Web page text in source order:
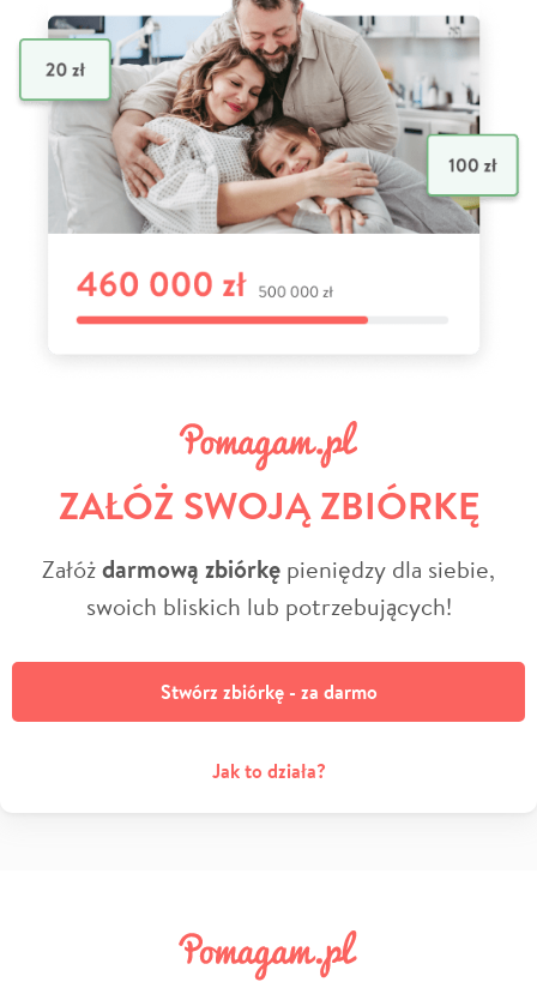
ZAŁÓŻ SWOJĄ ZBIÓRKĘ
Załóżdarmową zbiórkę pieniędzy dla siebie,
swoich bliskich lub potrzebujących!
Stwórz zbiórkę - za darmo
Jak to działa?